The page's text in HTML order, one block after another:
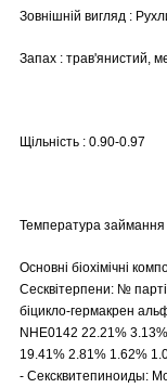
Зовнішній вигляд :
Запах : трав'янистий,
Щільність : 0.90-0.97
Температура займання
Основні біохімічні
Сесквітерпени: №
біцикло-гермакрен
NHE0142 22.21%
19.41% 2.81% 1.62%
- Сексквитепиноиды: